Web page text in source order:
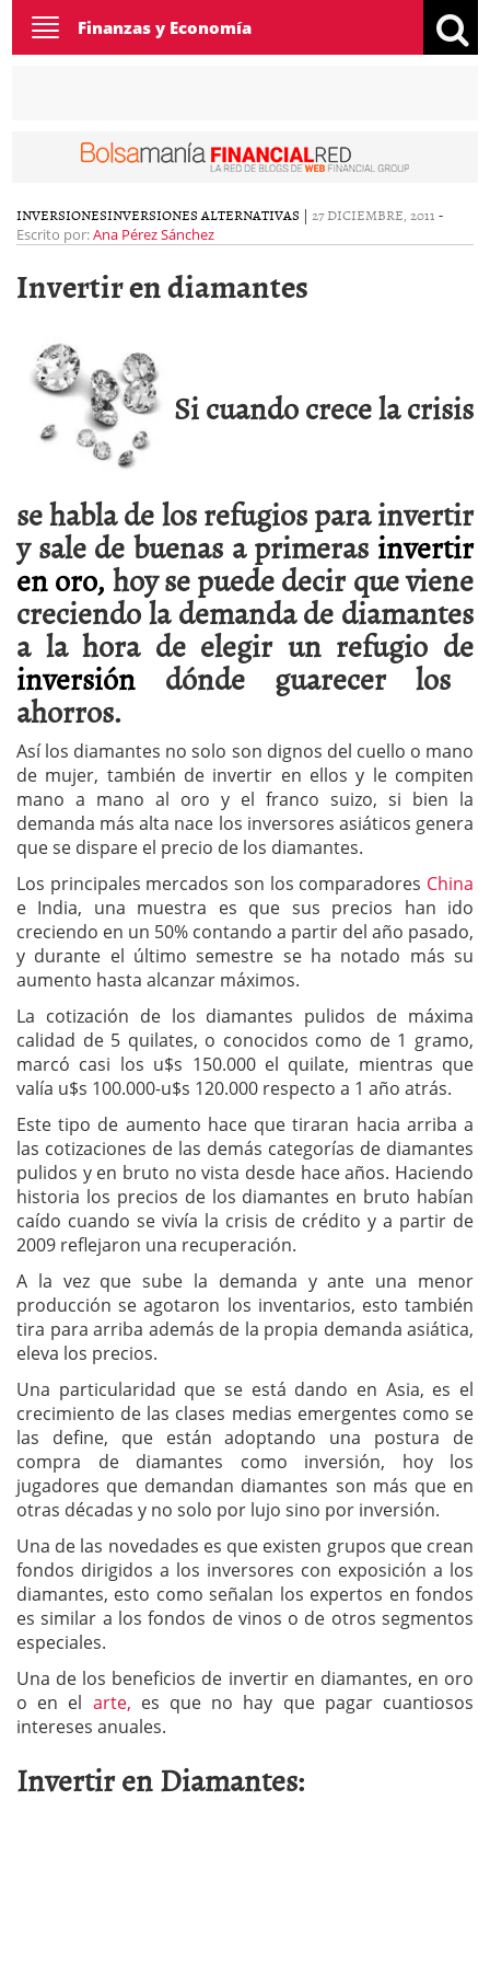
Toggle
navigation
Finanzas y Economía
INVERSIONESINVERSIONES ALTERNATIVAS | 27 DICIEMBRE, 2011 -
Escrito por:Ana Pérez Sánchez
Invertir en diamantes
Si cuando crece la crisis
se habla de los refugios para invertir
y sale de buenas a primeras invertir
en oro,hoy se puede decir que viene
creciendo la demanda de diamantes
a la hora de elegir un refugio de
inversión dónde guarecer los
ahorros.
Así los diamantes no solo son dignos del cuello o mano
de mujer, también de invertir en ellos y le compiten
mano a mano al oro y el franco suizo, si bien la
demanda más alta nace los inversores asiáticos genera
que se dispare el precio de los diamantes.
Los principales mercados son los comparadores China
e India, una muestra es que sus precios han ido
creciendo en un 50% contando a partir del año pasado,
y durante el último semestre se ha notado más su
aumento hasta alcanzar máximos.
La cotización de los diamantes pulidos de máxima
calidad de 5 quilates, o conocidos como de 1 gramo,
marcó casi los u$s 150.000 el quilate, mientras que
valía u$s 100.000-u$s 120.000 respecto a 1 año atrás.
Este tipo de aumento hace que tiraran hacia arriba a
las cotizaciones de las demás categorías de diamantes
pulidos y en bruto no vista desde hace años. Haciendo
historia los precios de los diamantes en bruto habían
caído cuando se vivía la crisis de crédito y a partir de
2009 reflejaron una recuperación.
A la vez que sube la demanda y ante una menor
producción se agotaron los inventarios, esto también
tira para arriba además de la propia demanda asiática,
eleva los precios.
Una particularidad que se está dando en Asia, es el
crecimiento de las clases medias emergentes como se
las define, que están adoptando una postura de
compra de diamantes como inversión, hoy los
jugadores que demandan diamantes son más que en
otras décadas y no solo por lujo sino por inversión.
Una de las novedades es que existen grupos que crean
fondos dirigidos a los inversores con exposición a los
diamantes, esto como señalan los expertos en fondos
es similar a los fondos de vinos o de otros segmentos
especiales.
Una de los beneficios de invertir en diamantes, en oro
o en el arte, es que no hay que pagar cuantiosos
intereses anuales.
Invertir en Diamantes: